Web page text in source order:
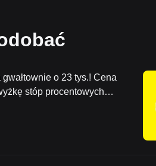
o 23 tys.! Cena
stóp procentowych